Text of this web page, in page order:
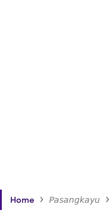
Home › 𝘗𝘢𝘴𝘢𝘯𝘨𝘬𝘢𝘺𝘶 ›